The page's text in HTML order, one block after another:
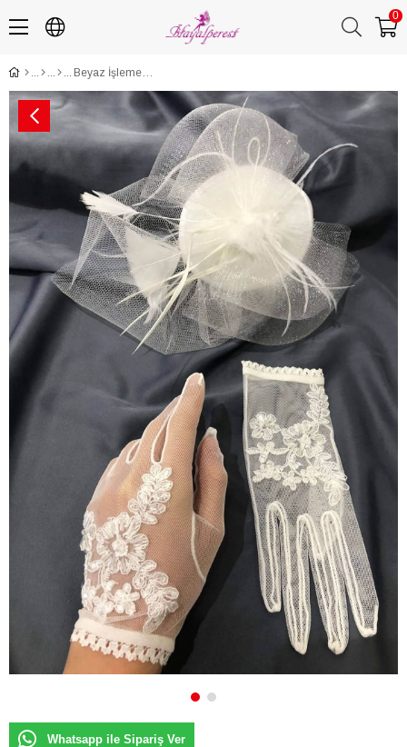
0
Beyaz İşlemeli Eldiven-Vualet Nikah Şapkası
Whatsapp ile Sipariş Ver